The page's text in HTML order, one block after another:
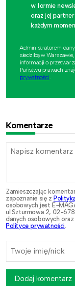
w formie
oraz jej
każdym
Administratorem
siedzibą w
informacji o
Państwu prawach
prywatności.
Komentarze
Zamieszczając
zapoznanie się z
osobowych jest E-
ul.Szturmowa 2, 02-
danych osobowych oraz
Polityce prywatności
Dodaj komentarz